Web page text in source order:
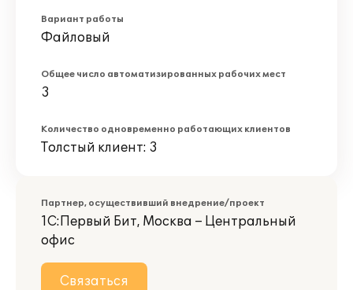
Вариант работы
Файловый
Общее число автоматизированных рабочих мест
3
Количество одновременно работающих клиентов
Толстый клиент: 3
Партнер, осуществивший внедрение/проект
1С:Первый Бит, Москва – Центральный
офис
Связаться